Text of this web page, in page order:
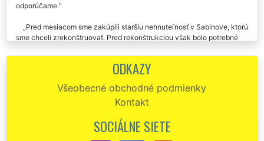
odporúčame.
Pred mesiacom sme zakúpili staršiu nehnuteľnosť v Sabinove, ktorú
sme chceli zrekonštruovať. Pred rekonštrukciou však bolo potrebné
nábytku. Za účelom vypratania nehnuteľnosti pred rekonštrukciou
sme si v Sabinove vybrali spol. EXTRA SLUŽBY. Bola nám poskytnutá
kontajnerov na odpad a následnej likvidácie. Profesionálnu prácu a
prístup tejto spoločnosti rozhodne odporúčame.
Chcel by som veľmi pochváliť túto spoločnosť, lebo sa mi
kompletne postarali o vypratanie mojej novo zakúpenej nehnuteľnosti
ODKAZY
Všeobecné obchodné podmienky
Kontakt
SOCIÁLNE SIETE